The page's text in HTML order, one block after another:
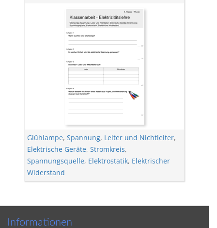
Glühlampe, Spannung, Leiter und Nichtleiter,
Elektrische Geräte, Stromkreis,
Spannungsquelle, Elektrostatik, Elektrischer
Widerstand
Informationen